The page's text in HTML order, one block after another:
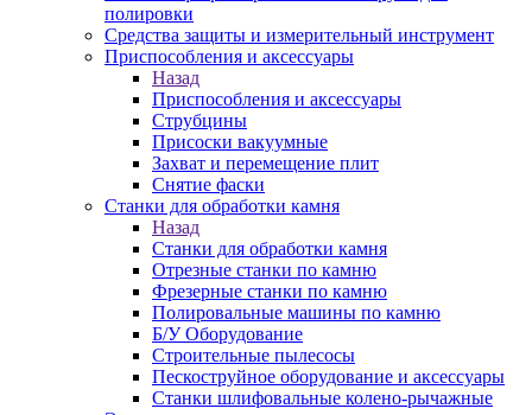
полировки
Средства защиты и измерительный инструмент
Приспособления и аксессуары
Назад
Приспособления и аксессуары
Струбцины
Присоски вакуумные
Захват и перемещение плит
Снятие фаски
Станки для обработки камня
Назад
Станки для обработки камня
Отрезные станки по камню
Фрезерные станки по камню
Полировальные машины по камню
Б/У Оборудование
Строительные пылесосы
Пескоструйное оборудование и аксессуары
Станки шлифовальные колено-рычажные